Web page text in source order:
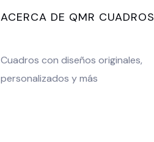
ACERCA DE QMR CUADROS
Cuadros con diseños originales,
personalizados y más